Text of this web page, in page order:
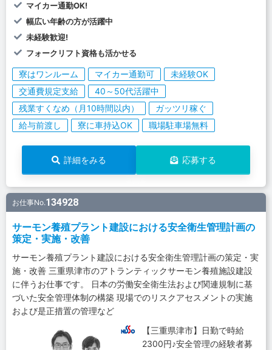
マイカー通勤OK!
幅広い年齢の方が活躍中
未経験歓迎!
フォークリフト資格も活かせる
寮はワンルーム マイカー通勤可
未経験OK
交通費規定支給
40～50代活躍中
残業すくなめ（月10時間以内）
ガッツリ稼ぐ
給与前渡し
寮に車持込OK 職場駐車場無料
詳細をみる 応募する
お仕事No.134928
サーモン養殖プラント建設における安全衛生管理計画の
策定・実施・改善
サーモン養殖プラント建設における安全衛生管理計画の策定・実
施・改善 三重県津市のアトランティックサーモン養殖施設建設
に伴うお仕事です。 日本の労働安全衛生法および関連規制に基
づいた安全管理体制の構築 現場でのリスクアセスメントの実施
および是正措置の管理など
【三重県津市】日勤で時給
2300円♪安全管理の経験者募